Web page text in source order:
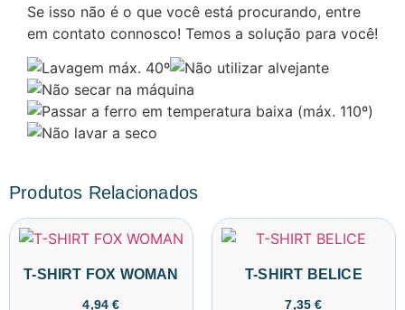
Se isso não é o que você está procurando, entre
em contato connosco! Temos a solução para você!
Produtos Relacionados
T-SHIRT FOX WOMAN
4,94€
T-SHIRT BELICE
7,35€